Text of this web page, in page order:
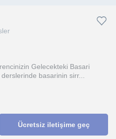
Gelecekteki Basari
basarinin sirr...
Ücretsiz iletişime geç